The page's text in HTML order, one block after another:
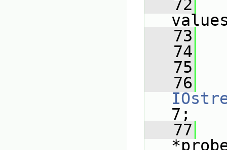
   72
   73
   74
   75
   76
7;
   77